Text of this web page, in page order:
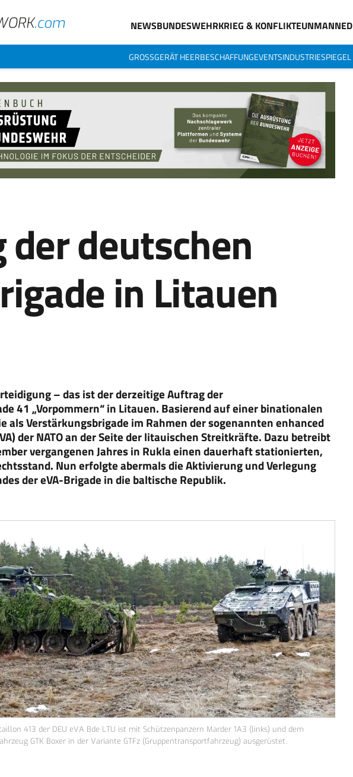
NEWSBUNDESWEHRKRIEG & KONFLIKTEUNMANNED
GROSSGERÄT HEERBESCHAFFUNGEVENTSINDUSTRIESPIEGEL
der deutschen
in Litauen
– das ist der derzeitige Auftrag der
41 „Vorpommern“ in Litauen. Basierend auf einer binationalen
als Verstärkungsbrigade im Rahmen der sogenannten enhanced
der NATO an der Seite der litauischen Streitkräfte. Dazu betreibt
vergangenen Jahres in Rukla einen dauerhaft stationierten,
Nun erfolgte abermals die Aktivierung und Verlegung
der eVA-Brigade in die baltische Republik.
413 der DEU eVA Bde LTU ist mit Schützenpanzern Marder 1A3 (links) und dem
GTK Boxer in der Variante GTFz (Gruppentransportfahrzeug) ausgerüstet.